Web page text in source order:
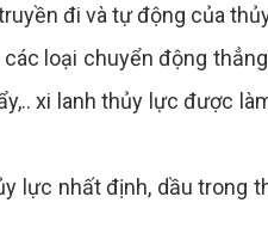
đi và tự động của
loại chuyển động
xi lanh thủy lực được
lực nhất định, dầu trong